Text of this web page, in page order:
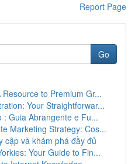
Report Page
Go
to Premium Gr...
Your Straightforwar...
: Guia Abrangente e Fu...
Marketing Strategy: Cos...
cập và khám phá đầy đủ
Your Guide to Fin...